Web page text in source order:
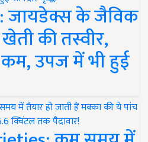
जायडेक्स के जैविक
की तस्वीर,
उपज में भी हुई